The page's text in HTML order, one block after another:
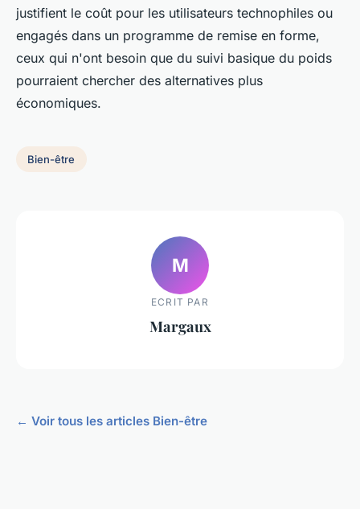
justifient le coût pour les utilisateurs technophiles ou
engagés dans un programme de remise en forme,
ceux qui n'ont besoin que du suivi basique du poids
pourraient chercher des alternatives plus
économiques.
Bien-être
M
ECRIT PAR
Margaux
← Voir tous les articles Bien-être